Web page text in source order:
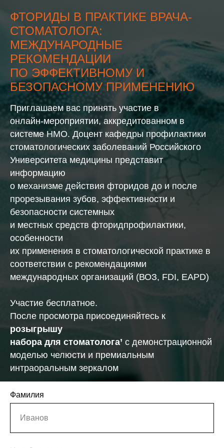
ФТОРИДЫ В ПРАКТИКЕ ВРАЧА-
СТОМАТОЛОГА:
МЕЖДУНАРОДНЫЕ
РЕКОМЕНДАЦИИ
ПО ЭФФЕКТИВНОМУ И
БЕЗОПАСНОМУ ПРИМЕНЕНИЮ
Приглашаем вас принять участие в
онлайн‑мероприятии, аккредитованном в
системе НМО. Доцент кафедры профилактики
стоматологических заболеваний Российского
Университета медицины представит
информацию
о механизме действия фторидов до и после
прорезывания зубов, эффективности и
безопасности системных
и местных средств фторидпрофилактики,
особенности
их применения в стоматологической практике в
соответствии с рекомендациями
международных организаций (ВОЗ, FDI, EAPD)
Участие бесплатное.
После просмотра присоединяйтесь к
розыгрышу
набора для стоматолога’ с демонстрационной
моделью челюсти и премиальным
интраоральным зеркалом
Регистрация на вебинар
Фамилия
Иванов